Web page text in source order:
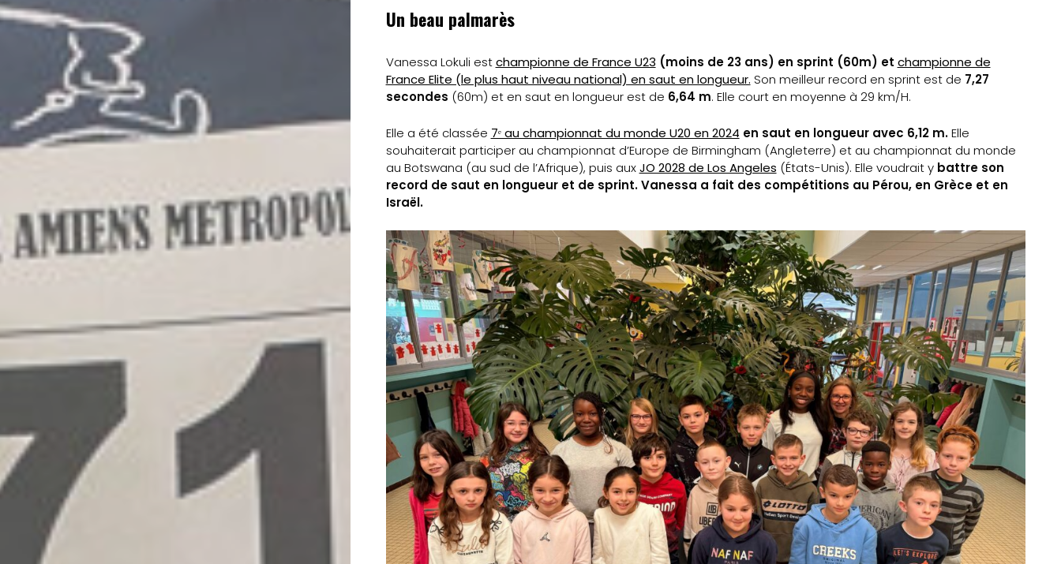
projet
Gazette
Sports
Éducation
aux
Formation
S’inscrire
la
newsletter
Nos
Partenaires
Mentions
légales
Un beau palmarès
Vanessa Lokuli est championne de France U23 (moins de 23 ans) en sprint (60m) et championne de
France Elite (le plus haut niveau national) en saut en longueur. Son meilleur record en sprint est de 7,27
secondes (60m) et en saut en longueur est de 6,64 m. Elle court en moyenne à 29 km/H.
Elle a été classée 7ᵉ au championnat du monde U20 en 2024 en saut en longueur avec 6,12 m.Elle
souhaiterait participer au championnat d’Europe de Birmingham (Angleterre) et au championnat du monde
au Botswana (au sud de l’Afrique), puis auxJO 2028 de Los Angeles (États-Unis). Elle voudrait y battre son
record de saut en longueur et de sprint. Vanessa a fait des compétitions au Pérou, en Grèce et en
Israël.